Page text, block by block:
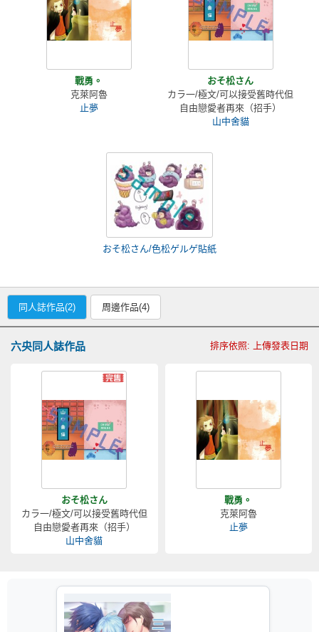
戰勇。
克萊阿魯
止夢
おそ松さん
カラ一/極文/可以接受舊時代但
自由戀愛者再來（招手）
山中舍貓
おそ松さん/色松ゲルゲ貼紙
同人誌作品(2) 周邊作品(4)
六央同人誌作品 排序依照: 上傳發表日期
おそ松さん
カラ一/極文/可以接受舊時代但
自由戀愛者再來（招手）
山中舍貓
戰勇。
克萊阿魯
止夢